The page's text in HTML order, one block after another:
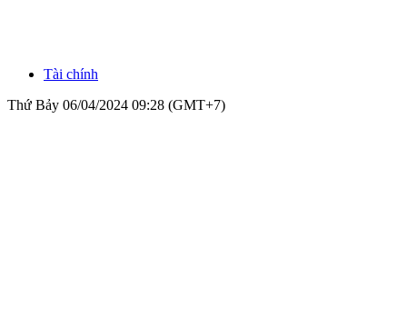
Tài chính
Thứ Bảy 06/04/2024 09:28 (GMT+7)